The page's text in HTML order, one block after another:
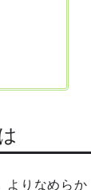
よりなめらか